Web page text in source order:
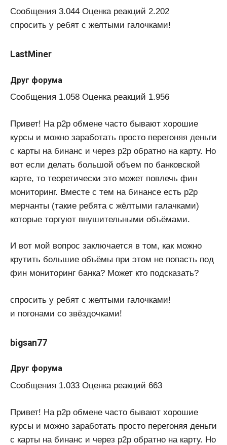
Сообщения 3.044 Оценка реакций 2.202
спросить у ребят с желтыми галочками!
LastMiner
Друг форума
Сообщения 1.058 Оценка реакций 1.956
Привет! На p2p обмене часто бывают хорошие
курсы и можно заработать просто перегоняя деньги
с карты на бинанс и через p2p обратно на карту. Но
вот если делать большой объем по банковской
карте, то теоретически это может повлечь фин
мониторинг. Вместе с тем на бинансе есть p2p
мерчанты (такие ребята с жёлтыми галачками)
которые торгуют внушительными объёмами.
И вот мой вопрос заключается в том, как можно
крутить большие объёмы при этом не попасть под
фин мониторинг банка? Может кто подсказать?
спросить у ребят с желтыми галочками!
и погонами со звëздочками!
bigsan77
Друг форума
Сообщения 1.033 Оценка реакций 663
Привет! На p2p обмене часто бывают хорошие
курсы и можно заработать просто перегоняя деньги
с карты на бинанс и через p2p обратно на карту. Но